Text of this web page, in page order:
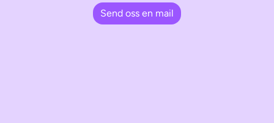
Send oss en mail